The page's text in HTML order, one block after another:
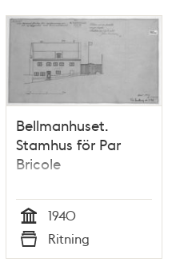
Bellmanhuset.
Stamhus för Par
Bricole
Tid
1940
Typ
Ritning